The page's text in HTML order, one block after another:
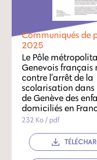
Communiqués de
2025
Le Pôle
Genevois français
contre l’arrêt de la
scolarisation dans
de Genève des
domiciliés en
232 Ko / pdf